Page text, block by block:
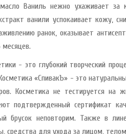
Ваниль нежно ухаживает
ванили успокаивает кожу,
ранок, оказывает
- это глубокий творческий
«СпивакЪ» - это
Косметика не тестируется на
подтвержденный сертификат
брусок неповторим. Также в
средства для ухода за лицом,